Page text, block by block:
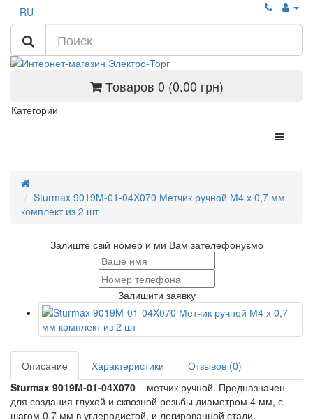
RU
Товаров 0 (0.00 грн)
Категории
Sturmax 9019M-01-04X070 Метчик ручной М4 х 0,7 мм
комплект из 2 шт
Залиште свій номер и ми Вам зателефонуємо
Залишити заявку
Описание Характеристики
Отзывов (0)
Sturmax 9019M-01-04X070 – метчик ручной. Предназначен
для создания глухой и сквозной резьбы диаметром 4 мм, с
шагом 0.7 мм в углеродистой, и легированной стали.